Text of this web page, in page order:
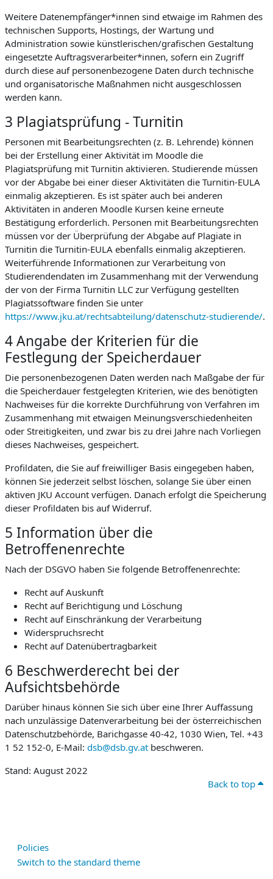
Weitere Datenempfänger*innen sind etwaige im Rahmen des
technischen Supports, Hostings, der Wartung und
Administration sowie künstlerischen/grafischen Gestaltung
eingesetzte Auftragsverarbeiter*innen, sofern ein Zugriff
durch diese auf personenbezogene Daten durch technische
und organisatorische Maßnahmen nicht ausgeschlossen
werden kann.
3 Plagiatsprüfung - Turnitin
Personen mit Bearbeitungsrechten (z. B. Lehrende) können
bei der Erstellung einer Aktivität im Moodle die
Plagiatsprüfung mit Turnitin aktivieren. Studierende müssen
vor der Abgabe bei einer dieser Aktivitäten die Turnitin-EULA
einmalig akzeptieren. Es ist später auch bei anderen
Aktivitäten in anderen Moodle Kursen keine erneute
Bestätigung erforderlich. Personen mit Bearbeitungsrechten
müssen vor der Überprüfung der Abgabe auf Plagiate in
Turnitin die Turnitin-EULA ebenfalls einmalig akzeptieren.
Weiterführende Informationen zur Verarbeitung von
Studierendendaten im Zusammenhang mit der Verwendung
der von der Firma Turnitin LLC zur Verfügung gestellten
Plagiatssoftware finden Sie unter
https://www.jku.at/rechtsabteilung/datenschutz-studierende/.
4 Angabe der Kriterien für die
Festlegung der Speicherdauer
Die personenbezogenen Daten werden nach Maßgabe der für
die Speicherdauer festgelegten Kriterien, wie des benötigten
Nachweises für die korrekte Durchführung von Verfahren im
Zusammenhang mit etwaigen Meinungsverschiedenheiten
oder Streitigkeiten, und zwar bis zu drei Jahre nach Vorliegen
dieses Nachweises, gespeichert.
Profildaten, die Sie auf freiwilliger Basis eingegeben haben,
können Sie jederzeit selbst löschen, solange Sie über einen
aktiven JKU Account verfügen. Danach erfolgt die Speicherung
dieser Profildaten bis auf Widerruf.
5 Information über die
Betroffenenrechte
Nach der DSGVO haben Sie folgende Betroffenenrechte:
Recht auf Auskunft
Recht auf Berichtigung und Löschung
Recht auf Einschränkung der Verarbeitung
Widerspruchsrecht
Recht auf Datenübertragbarkeit
6 Beschwerderecht bei der
Aufsichtsbehörde
Darüber hinaus können Sie sich über eine Ihrer Auffassung
nach unzulässige Datenverarbeitung bei der österreichischen
Datenschutzbehörde, Barichgasse 40-42, 1030 Wien, Tel. +43
1 52 152-0, E-Mail: dsb@dsb.gv.at beschweren.
Stand: August 2022
Back to top
Policies
Switch to the standard theme